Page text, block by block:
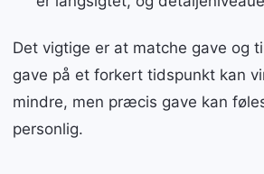
Det vigtige er at matche gave og
gave på et forkert tidspunkt kan
mindre, men præcis gave kan
personlig.